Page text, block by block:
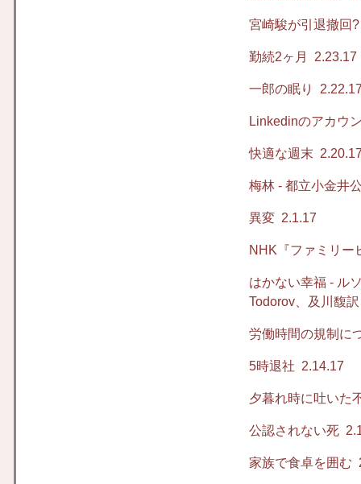
宮崎駿が引退撤回?
勤続2ヶ月 2.23.17
一郎の眠り
Linkedinのアカウ
快適な週末
梅林 - 都立小金井
異変 2.1.17
NHK『ファミリー
はかない幸福 - ル
Todorov、及川馥
労働時間の規制に
5時退社 2.14.17
夕暮れ時に吐いた
公認されない死
家族で食卓を囲む